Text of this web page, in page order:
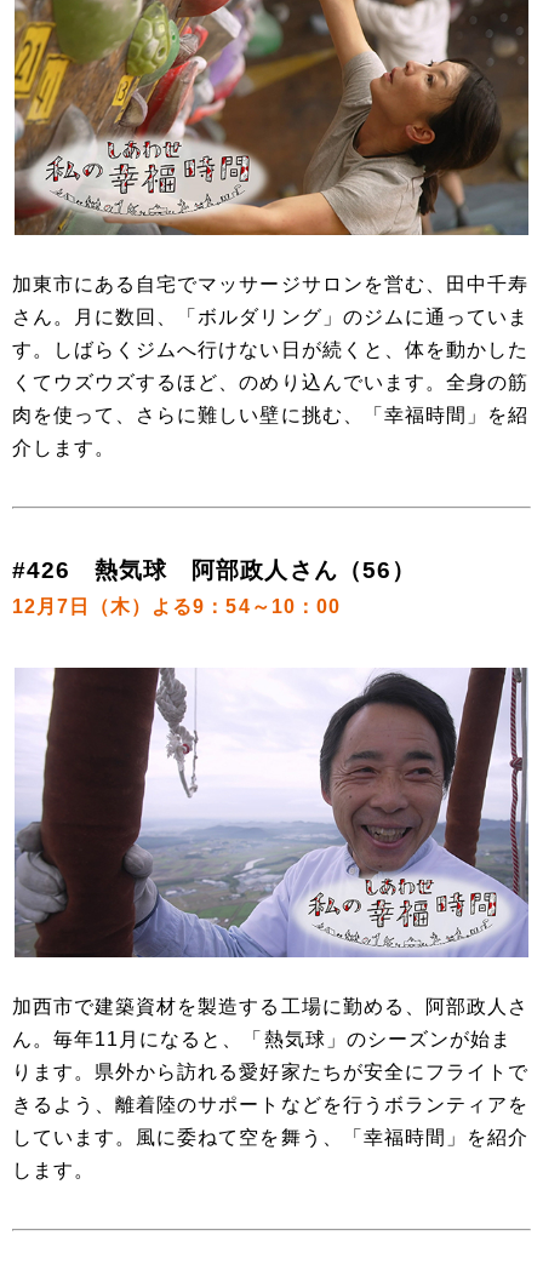
加東市にある自宅でマッサージサロンを営む、田中千寿
さん。月に数回、「ボルダリング」のジムに通っていま
す。しばらくジムへ行けない日が続くと、体を動かした
くてウズウズするほど、のめり込んでいます。全身の筋
肉を使って、さらに難しい壁に挑む、「幸福時間」を紹
介します。
#426 熱気球 阿部政人さん（56）
12月7日（木）よる9：54～10：00
加西市で建築資材を製造する工場に勤める、阿部政人さ
ん。毎年11月になると、「熱気球」のシーズンが始ま
ります。県外から訪れる愛好家たちが安全にフライトで
きるよう、離着陸のサポートなどを行うボランティアを
しています。風に委ねて空を舞う、「幸福時間」を紹介
します。